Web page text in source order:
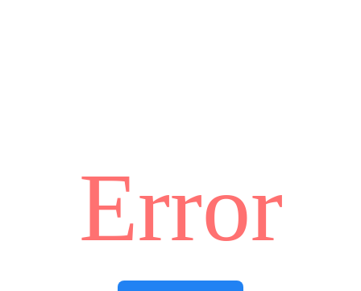
Error